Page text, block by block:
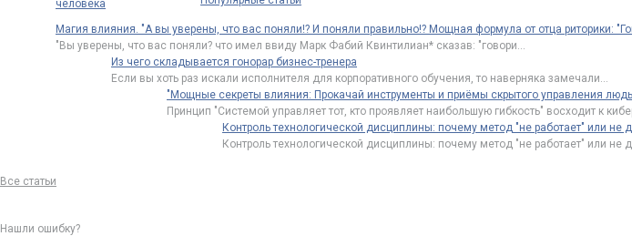
человека
Магия влияния. "А вы уверены, что вас поняли!? И поняли правильно!? Мощная формула от отца риторики:
"Вы уверены, что вас поняли? что имел ввиду Марк Фабий Квинтилиан* сказав: "говори
Из чего складывается гонорар бизнес-тренера
Если вы хоть раз искали исполнителя для корпоративного обучения, то наверняка замечали
"Мощные секреты влияния: Прокачай инструменты и приёмы скрытого управления
Принцип "Системой управляет тот, кто проявляет наибольшую гибкость" восходит к
Контроль технологической дисциплины: почему метод "не работает" или не
Контроль технологической дисциплины: почему метод "не работает" или не
Все статьи
Нашли ошибку?